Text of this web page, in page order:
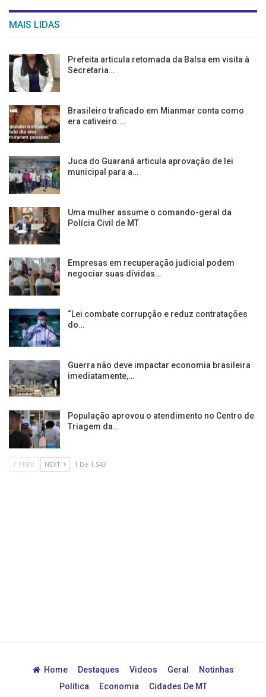
MAIS LIDAS
Prefeita articula retomada da Balsa em visita à
Secretaria…
Brasileiro traficado em Mianmar conta como
era cativeiro:…
Juca do Guaraná articula aprovação de lei
municipal para a…
Uma mulher assume o comando-geral da
Polícia Civil de MT
Empresas em recuperação judicial podem
negociar suas dívidas…
“Lei combate corrupção e reduz contratações
do…
Guerra não deve impactar economia brasileira
imediatamente,…
População aprovou o atendimento no Centro de
Triagem da…
PREV NEXT 1 De 1.543
Home Destaques Videos Geral
Notinhas
Política
Economia Cidades De MT